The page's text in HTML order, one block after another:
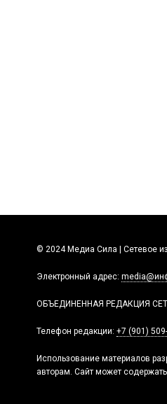
© 2024 Медиа Сила | Сетевое
Электронный адрес:
ОБЪЕДИНЕННАЯ РЕДАКЦИЯ
Телефон редакции: +7 (901)
Использование материалов
авторам. Сайт может